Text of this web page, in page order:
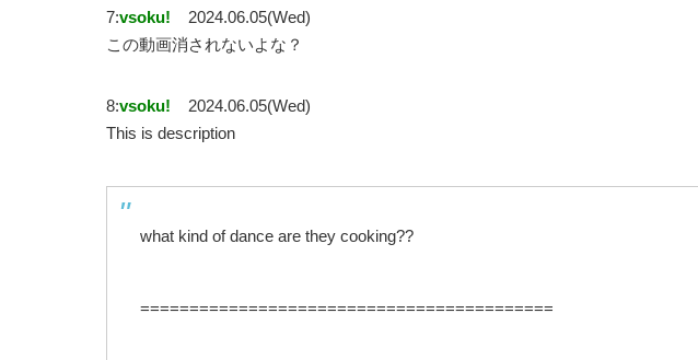
7:vsoku!
2024.06.05(Wed)
この動画消されないよな？
8:vsoku!
2024.06.05(Wed)
This is description
what kind of dance are they cooking??
==========================================